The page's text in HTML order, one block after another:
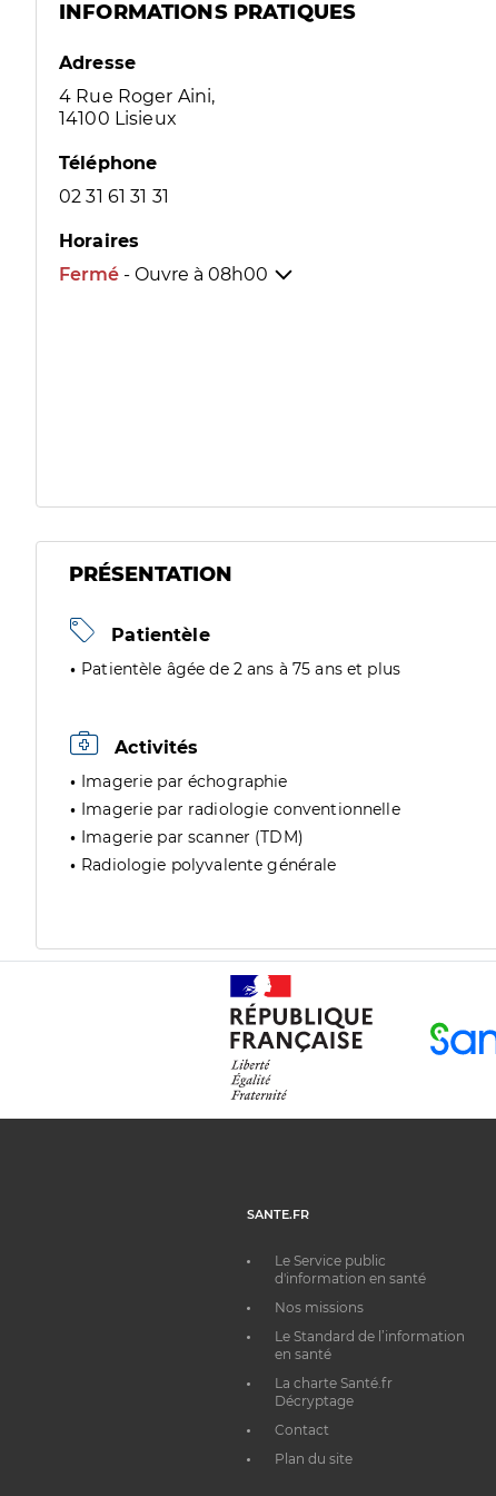
INFORMATIONS PRATIQUES
Adresse
4 Rue Roger Aini,
14100 Lisieux
Téléphone
02 31 61 31 31
Horaires
Fermé - Ouvre à 08h00
PRÉSENTATION
Patientèle
Patientèle âgée de 2 ans à 75 ans et plus
Activités
Imagerie par échographie
Imagerie par radiologie conventionnelle
Imagerie par scanner (TDM)
Radiologie polyvalente générale
SANTE.FR
Le Service public
d'information en santé
Nos missions
Le Standard de l’information
en santé
La charte Santé.fr
Décryptage
Contact
Plan du site